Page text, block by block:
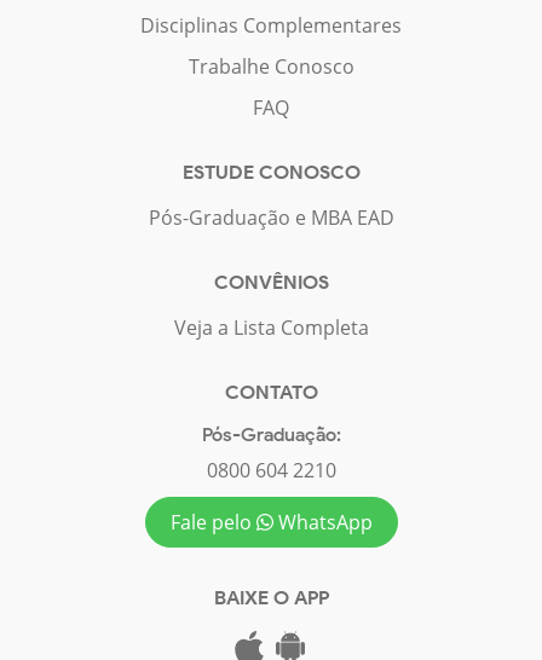
Disciplinas Complementares
Trabalhe Conosco
FAQ
ESTUDE CONOSCO
Pós-Graduação e MBA EAD
CONVÊNIOS
Veja a Lista Completa
CONTATO
Pós-Graduação:
0800 604 2210
Fale pelo
WhatsApp
BAIXE O APP